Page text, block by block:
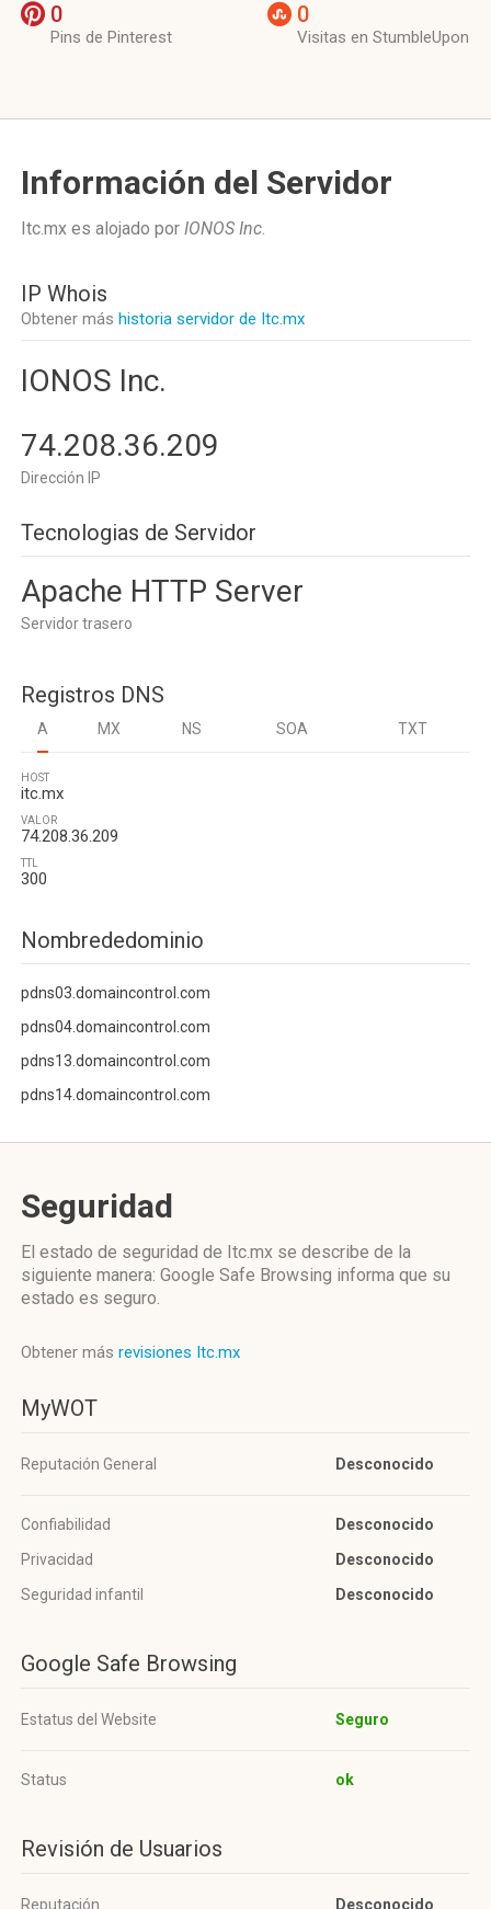
0
Pins de Pinterest
0
Visitas en StumbleUpon
Información del Servidor
Itc.mx es alojado por IONOS Inc.
IP Whois
Obtener más historia servidor de Itc.mx
IONOS Inc.
74.208.36.209
Dirección IP
Tecnologias de Servidor
Apache HTTP Server
Servidor trasero
Registros DNS
A MX NS SOA TXT
HOST
itc.mx
VALOR
74.208.36.209
TTL
300
Nombrededominio
pdns03.domaincontrol.com
pdns04.domaincontrol.com
pdns13.domaincontrol.com
pdns14.domaincontrol.com
Seguridad
El estado de seguridad de Itc.mx se describe de la
siguiente manera: Google Safe Browsing informa que su
estado es seguro.
Obtener más revisiones Itc.mx
MyWOT
Reputación General Desconocido
Confiabilidad
Desconocido
Privacidad
Desconocido
Seguridad infantil
Desconocido
Google Safe Browsing
Estatus del Website Seguro
Status ok
Revisión de Usuarios
Reputación Desconocido